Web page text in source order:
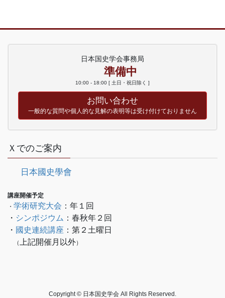
日本国史学会事務局
準備中
10:00 - 18:00 [ 土日・祝日除く ]
お問い合わせ
一般的な質問や個人的な見解の表明等は受け付けておりません
Ｘでのご案内
日本國史學會
講座開催予定
・ 学術研究大会 ：年１回
・ シンポジウム ：春秋年２回
・ 國史連続講座 ： 第２土曜日
（上記開催月以外）
Copyright © 日本国史学会 All Rights Reserved.